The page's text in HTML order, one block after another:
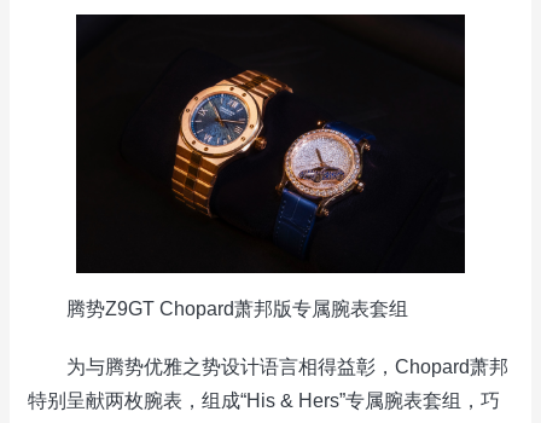
腾势Z9GT Chopard萧邦版专属腕表套组
为与腾势优雅之势设计语言相得益彰，Chopard萧邦
特别呈献两枚腕表，组成“His & Hers”专属腕表套组，巧